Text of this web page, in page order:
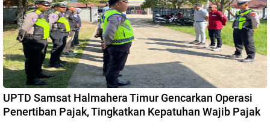
UPTD Samsat Halmahera Timur Gencarkan Operasi
Penertiban Pajak, Tingkatkan Kepatuhan Wajib Pajak